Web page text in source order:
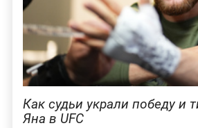
Как судьи украли победу и
Яна в UFC